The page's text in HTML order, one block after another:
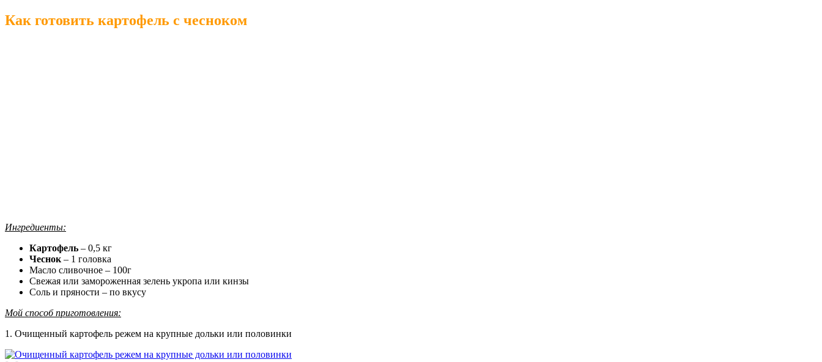
Как готовить картофель с чесноком
Ингредиенты:
Картофель – 0,5 кг
Чеснок – 1 головка
Масло сливочное – 100г
Свежая или замороженная зелень укропа или кинзы
Соль и пряности – по вкусу
Мой способ приготовления:
1. Очищенный картофель режем на крупные дольки или половинки